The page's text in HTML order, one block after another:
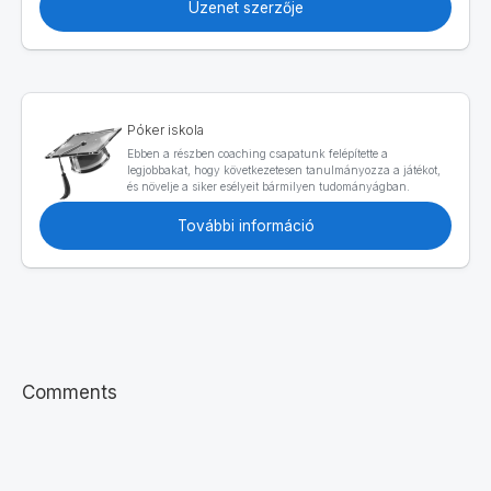
Üzenet szerzője
Póker iskola
Ebben a részben coaching csapatunk felépítette a
legjobbakat, hogy következetesen tanulmányozza a játékot,
és növelje a siker esélyeit bármilyen tudományágban.
További információ
Comments